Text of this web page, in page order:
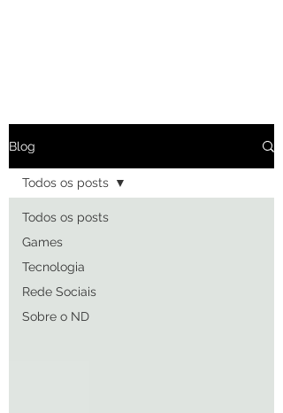
Blog
Todos os posts
Games
Tecnologia
Rede Sociais
Sobre o ND
Todos os posts